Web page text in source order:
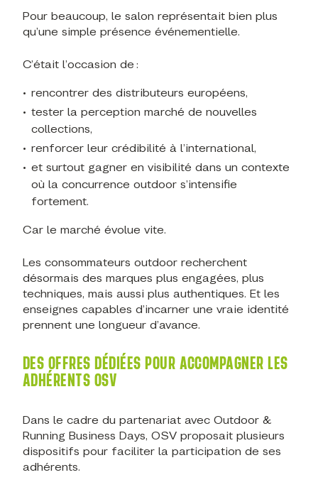
Pour beaucoup, le salon représentait bien plus
qu’une simple présence événementielle.
C’était l’occasion de :
rencontrer des distributeurs européens,
tester la perception marché de nouvelles
collections,
renforcer leur crédibilité à l’international,
et surtout gagner en visibilité dans un contexte
où la concurrence outdoor s’intensifie
fortement.
Car le marché évolue vite.
Les consommateurs outdoor recherchent
désormais des marques plus engagées, plus
techniques, mais aussi plus authentiques. Et les
enseignes capables d’incarner une vraie identité
prennent une longueur d’avance.
DES OFFRES DÉDIÉES POUR ACCOMPAGNER LES
ADHÉRENTS OSV
Dans le cadre du partenariat avec Outdoor &
Running Business Days, OSV proposait plusieurs
dispositifs pour faciliter la participation de ses
adhérents.